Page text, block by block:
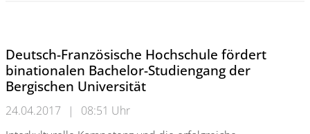
Deutsch-Französische Hochschule fördert
binationalen Bachelor-Studiengang der
Bergischen Universität
24.04.2017 |
08:51 Uhr